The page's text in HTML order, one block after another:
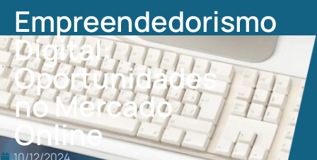
Empreendedorismo
Digital:
Oportunidades
no Mercado
Online